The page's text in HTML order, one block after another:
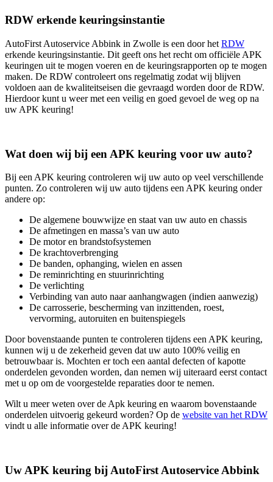
RDW erkende keuringsinstantie
AutoFirst Autoservice Abbink in Zwolle is een door het RDW
erkende keuringsinstantie. Dit geeft ons het recht om officiële APK
keuringen uit te mogen voeren en de keuringsrapporten op te mogen
maken. De RDW controleert ons regelmatig zodat wij blijven
voldoen aan de kwaliteitseisen die gevraagd worden door de RDW.
Hierdoor kunt u weer met een veilig en goed gevoel de weg op na
uw APK keuring!
Wat doen wij bij een APK keuring voor uw auto?
Bij een APK keuring controleren wij uw auto op veel verschillende
punten. Zo controleren wij uw auto tijdens een APK keuring onder
andere op:
De algemene bouwwijze en staat van uw auto en chassis
De afmetingen en massa’s van uw auto
De motor en brandstofsystemen
De krachtoverbrenging
De banden, ophanging, wielen en assen
De reminrichting en stuurinrichting
De verlichting
Verbinding van auto naar aanhangwagen (indien aanwezig)
De carrosserie, bescherming van inzittenden, roest,
vervorming, autoruiten en buitenspiegels
Door bovenstaande punten te controleren tijdens een APK keuring,
kunnen wij u de zekerheid geven dat uw auto 100% veilig en
betrouwbaar is. Mochten er toch een aantal defecten of kapotte
onderdelen gevonden worden, dan nemen wij uiteraard eerst contact
met u op om de voorgestelde reparaties door te nemen.
Wilt u meer weten over de Apk keuring en waarom bovenstaande
onderdelen uitvoerig gekeurd worden? Op de website van het RDW
vindt u alle informatie over de APK keuring!
Uw APK keuring bij AutoFirst Autoservice Abbink